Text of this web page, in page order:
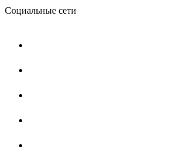
Социальные сети